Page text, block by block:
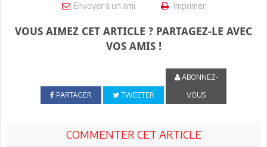
Envoyer à un ami Imprimer
VOUS AIMEZ CET ARTICLE ? PARTAGEZ-LE AVEC
VOS AMIS !
PARTAGER TWEETER
ABONNEZ-
VOUS
COMMENTER CET ARTICLE